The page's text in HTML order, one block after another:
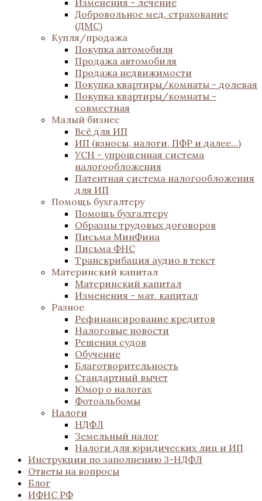
Изменения - лечение
Добровольное мед. страхование
(ДМС)
Купля/продажа
Покупка автомобиля
Продажа автомобиля
Продажа недвижимости
Покупка квартиры/комнаты - долевая
Покупка квартиры/комнаты -
совместная
Малый бизнес
Всё для ИП
ИП (взносы, налоги, ПФР и далее...)
УСН - упрощенная система
налогообложения
Патентная система налогообложения
для ИП
Помощь бухгалтеру
Помощь бухгалтеру
Образцы трудовых договоров
Письма МинФина
Письма ФНС
Транскрибация аудио в текст
Материнский капитал
Материнский капитал
Изменения - мат. капитал
Разное
Рефинансирование кредитов
Налоговые новости
Решения судов
Обучение
Благотворительность
Стандартный вычет
Юмор о налогах
Фотоальбомы
Налоги
НДФЛ
Земельный налог
Налоги для юридических лиц и ИП
Инструкции по заполнению 3-НДФЛ
Ответы на вопросы
Блог
ИФНС РФ